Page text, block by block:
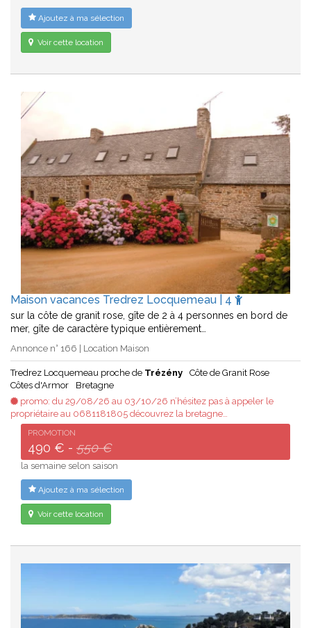
Ajoutez à ma sélection
Voir cette location
Maison vacances Tredrez Locquemeau | 4
sur la côte de granit rose, gîte de 2 à 4 personnes en bord de
mer, gîte de caractère typique entièrement…
Annonce n° 166 | Location Maison
Tredrez Locquemeau proche de Trézény
Côte de Granit Rose
Côtes d'Armor
Bretagne
promo: du 29/08/26 au 03/10/26 n’hésitez pas à appeler le
propriétaire au 0681181805 découvrez la bretagne…
PROMOTION
490 € - 550 €
la semaine selon saison
Ajoutez à ma sélection
Voir cette location